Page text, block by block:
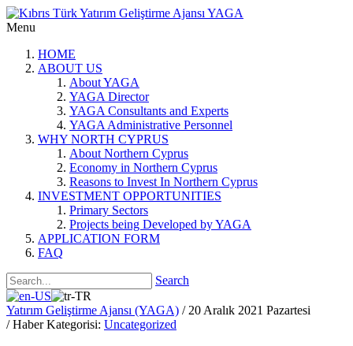
Menu
HOME
ABOUT US
About YAGA
YAGA Director
YAGA Consultants and Experts
YAGA Administrative Personnel
WHY NORTH CYPRUS
About Northern Cyprus
Economy in Northern Cyprus
Reasons to Invest In Northern Cyprus
INVESTMENT OPPORTUNITIES
Primary Sectors
Projects being Developed by YAGA
APPLICATION FORM
FAQ
Search
Yatırım Geliştirme Ajansı (YAGA) / 20 Aralık 2021 Pazartesi
/ Haber Kategorisi: Uncategorized